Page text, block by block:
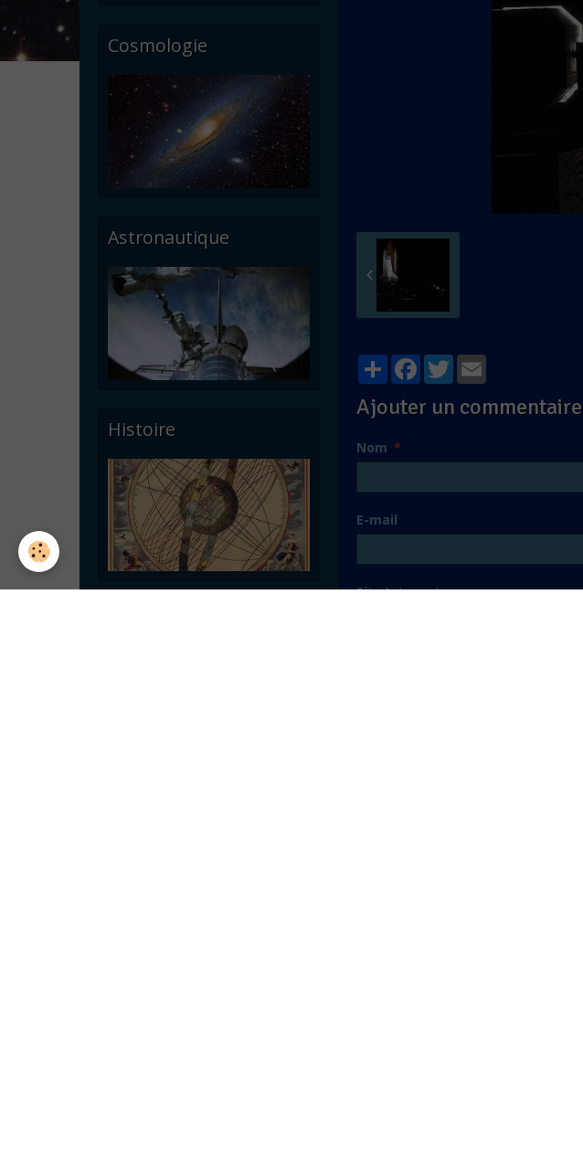
PartagerFacebook
TwitterEmail
Ajouter un commentaire
Nom
E-mail
Site Internet
Cosmologie
Astronautique
Histoire